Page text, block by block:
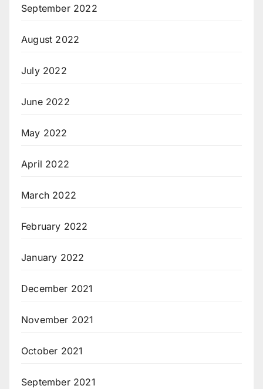
September 2022
August 2022
July 2022
June 2022
May 2022
April 2022
March 2022
February 2022
January 2022
December 2021
November 2021
October 2021
September 2021